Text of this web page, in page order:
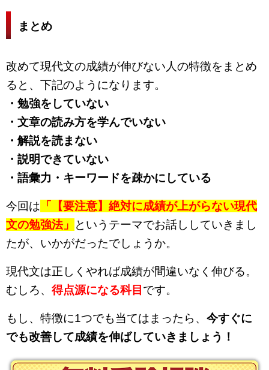
まとめ
改めて現代文の成績が伸びない人の特徴をまとめ
ると、下記のようになります。
・勉強をしていない
・文章の読み方を学んでいない
・解説を読まない
・説明できていない
・語彙力・キーワードを疎かにしている
今回は 「【要注意】絶対に成績が上がらない現代
文の勉強法」
というテーマでお話ししていきまし
たが、いかがだったでしょうか。
現代文は正しくやれば成績が間違いなく伸びる。
むしろ、 得点源になる科目 です。
もし、特徴に1つでも当てはまったら、 今すぐに
でも改善して成績を伸ばしていきましょう！